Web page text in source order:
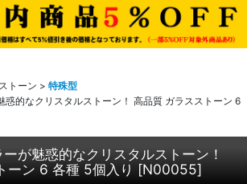
トーン > 特殊型
惑的なクリスタルストーン！ 高品質 ガラスストーン 6
が魅惑的なクリスタルストーン！
ーン 6 各種 5個入り [N00055]